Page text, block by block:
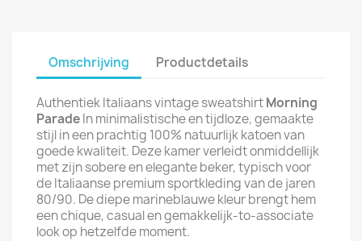
Omschrijving Productdetails
Authentiek Italiaans vintage sweatshirtMorning
ParadeIn minimalistische en tijdloze, gemaakte
stijl in een prachtig 100% natuurlijk katoen van
goede kwaliteit. Deze kamer verleidt onmiddellijk
met zijn sobere en elegante beker, typisch voor
de Italiaanse premium sportkleding van de jaren
80/90. De diepe marineblauwe kleur brengt hem
een chique, casual en gemakkelijk-to-associate
look op hetzelfde moment.